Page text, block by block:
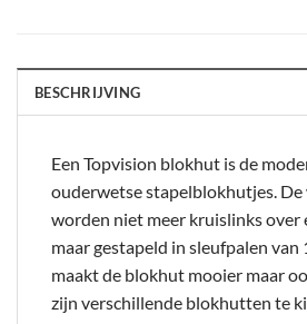
BESCHRIJVING
Een Topvision blokhut is de
ouderwetse stapelblokhutjes. De
worden niet meer kruislinks over
maar gestapeld in sleufpalen
maakt de blokhut mooier maar
zijn verschillende blokhutten te